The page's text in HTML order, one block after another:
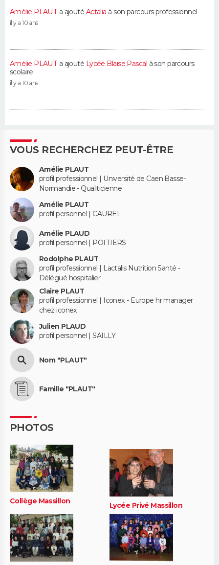
Amélie PLAUT a ajouté Actalia à son parcours professionnel
il y a 10 ans
Amélie PLAUT a ajouté Lycée Blaise Pascal à son parcours
scolaire
il y a 10 ans
VOUS RECHERCHEZ PEUT-ÊTRE
Amélie PLAUT
profil professionnel | Université de Caen Basse-
Normandie - Qualiticienne
Amélie PLAUT
profil personnel | CAUREL
Amélie PLAUD
profil personnel | POITIERS
Rodolphe PLAUT
profil professionnel | Lactalis Nutrition Santé -
Délégué hospitalier
Claire PLAUT
profil professionnel | Iconex - Europe hr manager
chez iconex
Julien PLAUD
profil personnel | SAILLY
Nom "PLAUT"
Famille "PLAUT"
PHOTOS
Collège Massillon Lycée Privé Massillon